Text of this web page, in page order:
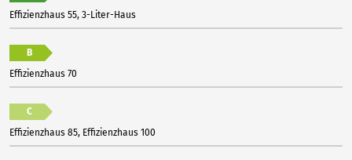
Effizienzhaus 55, 3-Liter-Haus
B
Effizienzhaus 70
C
Effizienzhaus 85, Effizienzhaus 100